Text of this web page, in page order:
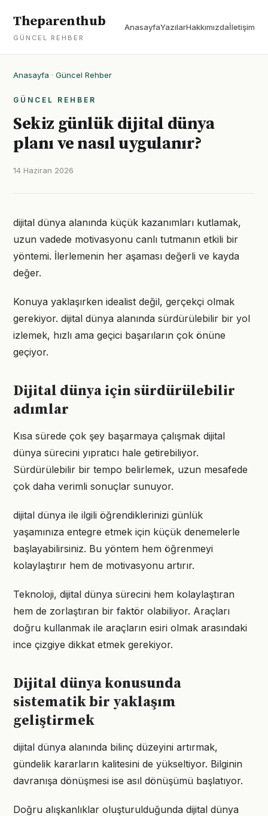
Theparenthub
GÜNCEL REHBER
AnasayfaYazılarHakkımızdaİletişim
Anasayfa · Güncel Rehber
GÜNCEL REHBER
Sekiz günlük dijital dünya
planı ve nasıl uygulanır?
14 Haziran 2026
dijital dünya alanında küçük kazanımları kutlamak,
uzun vadede motivasyonu canlı tutmanın etkili bir
yöntemi. İlerlemenin her aşaması değerli ve kayda
değer.
Konuya yaklaşırken idealist değil, gerçekçi olmak
gerekiyor. dijital dünya alanında sürdürülebilir bir yol
izlemek, hızlı ama geçici başarıların çok önüne
geçiyor.
Dijital dünya için sürdürülebilir
adımlar
Kısa sürede çok şey başarmaya çalışmak dijital
dünya sürecini yıpratıcı hale getirebiliyor.
Sürdürülebilir bir tempo belirlemek, uzun mesafede
çok daha verimli sonuçlar sunuyor.
dijital dünya ile ilgili öğrendiklerinizi günlük
yaşamınıza entegre etmek için küçük denemelerle
başlayabilirsiniz. Bu yöntem hem öğrenmeyi
kolaylaştırır hem de motivasyonu artırır.
Teknoloji, dijital dünya sürecini hem kolaylaştıran
hem de zorlaştıran bir faktör olabiliyor. Araçları
doğru kullanmak ile araçların esiri olmak arasındaki
ince çizgiye dikkat etmek gerekiyor.
Dijital dünya konusunda
sistematik bir yaklaşım
geliştirmek
dijital dünya alanında bilinç düzeyini artırmak,
gündelik kararların kalitesini de yükseltiyor. Bilginin
davranışa dönüşmesi ise asıl dönüşümü başlatıyor.
Doğru alışkanlıklar oluşturulduğunda dijital dünya